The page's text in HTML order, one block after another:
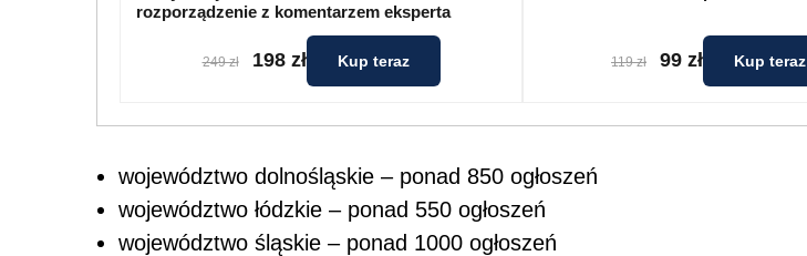
rozporządzenie z komentarzem eksperta
249 zł 198 zł Kup teraz 119 zł 99 zł Kup teraz
województwo dolnośląskie – ponad 850 ogłoszeń
województwo łódzkie – ponad 550 ogłoszeń
województwo śląskie – ponad 1000 ogłoszeń